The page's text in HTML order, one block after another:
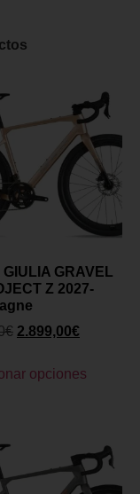
GIULIA GRAVEL
Z 2027-
€ 2.899,00€
opciones